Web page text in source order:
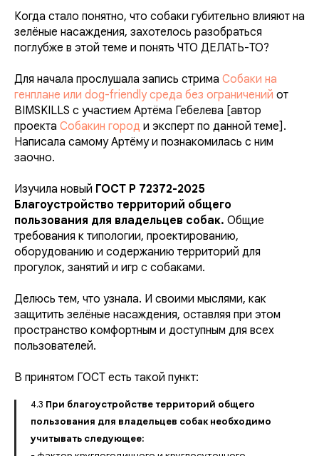
Когда стало понятно, что собаки губительно влияют на
зелёные насаждения, захотелось разобраться
поглубже в этой теме и понять ЧТО ДЕЛАТЬ-ТО?
Для начала прослушала запись стрима Собаки на
генплане или dog-friendly среда без ограничений от
BIMSKILLS с участием Артёма Гебелева [автор
проекта Собакин город и эксперт по данной теме].
Написала самому Артёму и познакомилась с ним
заочно.
Изучила новый ГОСТ Р 72372-2025
Благоустройство территорий общего
пользования для владельцев собак. Общие
требования к типологии, проектированию,
оборудованию и содержанию территорий для
прогулок, занятий и игр с собаками.
Делюсь тем, что узнала. И своими мыслями, как
защитить зелёные насаждения, оставляя при этом
пространство комфортным и доступным для всех
пользователей.
В принятом ГОСТ есть такой пункт:
4.3 При благоустройстве территорий общего
пользования для владельцев собак необходимо
учитывать следующее: